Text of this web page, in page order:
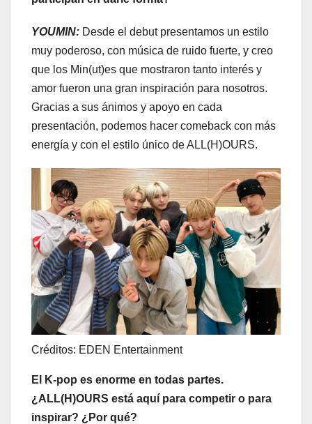
YOUMIN: Desde el debut presentamos un estilo
muy poderoso, con música de ruido fuerte, y creo
que los Min(ut)es que mostraron tanto interés y
amor fueron una gran inspiración para nosotros.
Gracias a sus ánimos y apoyo en cada
presentación, podemos hacer comeback con más
energía y con el estilo único de ALL(H)OURS.
Créditos: EDEN Entertainment
El K-pop es enorme en todas partes.
¿ALL(H)OURS está aquí para competir o para
inspirar? ¿Por qué?